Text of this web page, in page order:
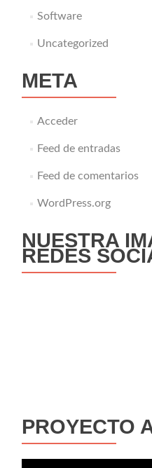
Software
Uncategorized
META
Acceder
Feed de entradas
Feed de comentarios
WordPress.org
NUESTRA
REDES
PROYECTO